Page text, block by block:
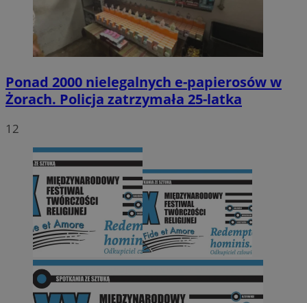
Ponad 2000 nielegalnych e-papierosów w
Żorach. Policja zatrzymała 25-latka
12